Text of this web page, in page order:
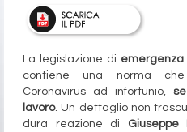
La legislazione di emergenza
contiene una norma
Coronavirus ad infortunio,
lavoro. Un dettaglio non
dura reazione di
Giuseppe